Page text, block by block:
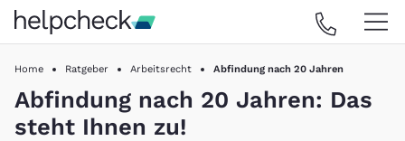
Home Ratgeber Arbeitsrecht Abfindung nach 20 Jahren
Abfindung nach 20 Jahren: Das
steht Ihnen zu!